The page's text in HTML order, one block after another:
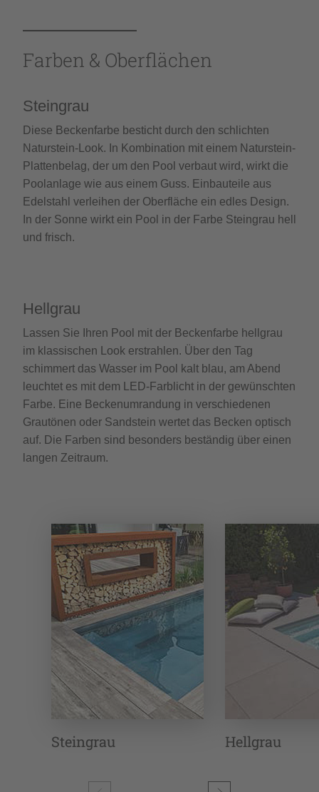
Farben & Oberflächen
Steingrau
Diese Beckenfarbe besticht durch den schlichten
Naturstein-Look. In Kombination mit einem Naturstein-
Plattenbelag, der um den Pool verbaut wird, wirkt die
Poolanlage wie aus einem Guss. Einbauteile aus
Edelstahl verleihen der Oberfläche ein edles Design.
In der Sonne wirkt ein Pool in der Farbe Steingrau hell
und frisch.
Hellgrau
Lassen Sie Ihren Pool mit der Beckenfarbe hellgrau
im klassischen Look erstrahlen. Über den Tag
schimmert das Wasser im Pool kalt blau, am Abend
leuchtet es mit dem LED-Farblicht in der gewünschten
Farbe. Eine Beckenumrandung in verschiedenen
Grautönen oder Sandstein wertet das Becken optisch
auf. Die Farben sind besonders beständig über einen
langen Zeitraum.
Steingrau Hellgrau